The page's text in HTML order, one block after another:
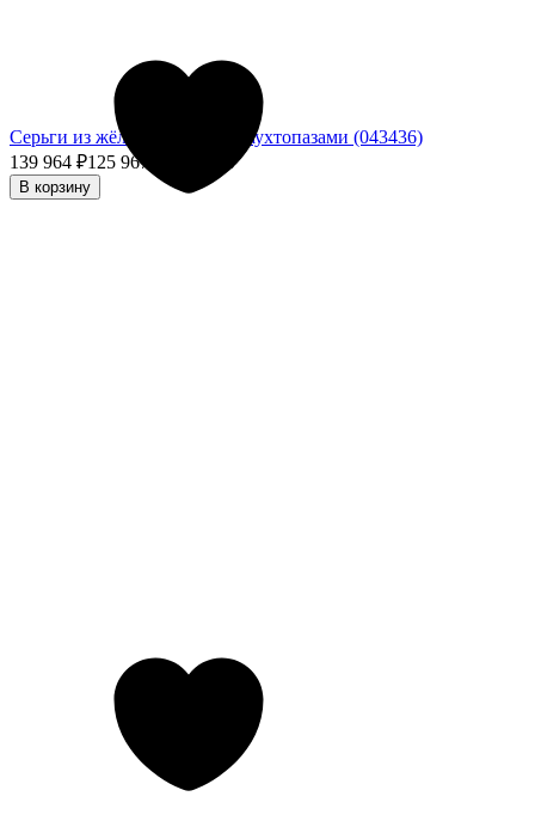
Серьги из жёлтого золота с раухтопазами (043436)
139 964 ₽125 967,60 - 10%
В корзину